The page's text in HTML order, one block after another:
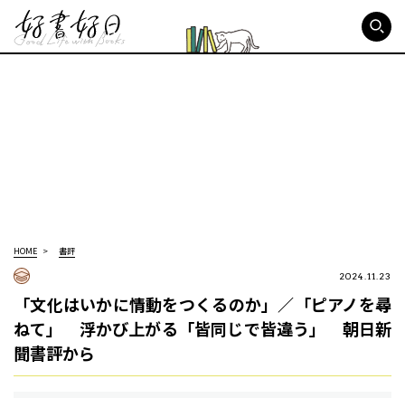
HOME 書評
2024.11.23
「文化はいかに情動をつくるのか」／「ピアノを尋
ねて」 浮かび上がる「皆同じで皆違う」 朝日新
聞書評から